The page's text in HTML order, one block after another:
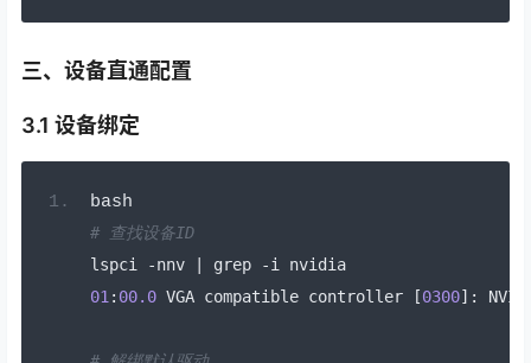
三、设备直通配置
3.1 设备绑定
bash
# 查找设备ID
lspci
-nnv | grep -i nvidia
01 : 00.0 VGA compatible controller [0300]: